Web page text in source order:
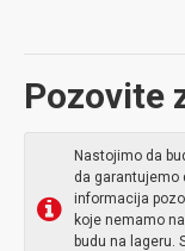
Pozovite
Nastojimo da
da garantujemo
informacija
koje nemamo
budu na lageru.